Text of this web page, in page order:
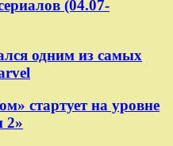
(04.07-
одним из самых
стартует на уровне
2»